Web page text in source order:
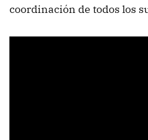
coordinación de todos los